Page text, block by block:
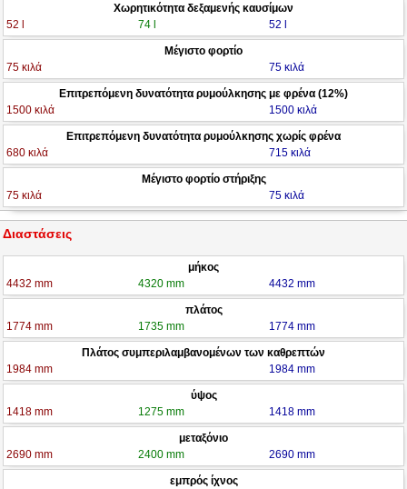
Χωρητικότητα δεξαμενής καυσίμων
52 l
74 l 52 l
Μέγιστο φορτίο
75 κιλά
75 κιλά
Επιτρεπόμενη δυνατότητα ρυμούλκησης με φρένα (12%)
1500 κιλά
1500 κιλά
Επιτρεπόμενη δυνατότητα ρυμούλκησης χωρίς φρένα
680 κιλά
715 κιλά
Μέγιστο φορτίο στήριξης
75 κιλά
75 κιλά
Διαστάσεις
μήκος
4432 mm
4320 mm 4432 mm
πλάτος
1774 mm
1735 mm 1774 mm
Πλάτος συμπεριλαμβανομένων των καθρεπτών
1984 mm
1984 mm
ύψος
1418 mm
1275 mm 1418 mm
μεταξόνιο
2690 mm
2400 mm 2690 mm
εμπρός ίχνος